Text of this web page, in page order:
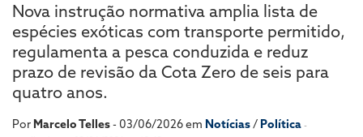
Nova instrução normativa amplia lista de
espécies exóticas com transporte permitido,
regulamenta a pesca conduzida e reduz
prazo de revisão da Cota Zero de seis para
quatro anos.
Por Marcelo Telles- 03/06/2026 em Notícias/ Política -